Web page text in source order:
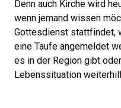
Denn auch Kirche wird
wenn jemand wissen
Gottesdienst stattfindet,
eine Taufe angemeldet
es in der Region gibt
Lebenssituation